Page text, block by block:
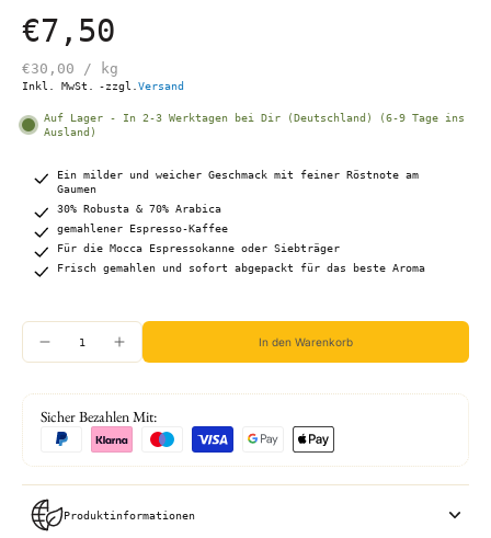
€7,50
€30,00 / kg
Inkl. MwSt. -zzgl. Versand
Auf Lager - In 2-3 Werktagen bei Dir (Deutschland) (6-9 Tage ins
Ausland)
Ein milder und weicher Geschmack mit feiner Röstnote am
Gaumen
30% Robusta & 70% Arabica
gemahlener Espresso-Kaffee
Für die Mocca Espressokanne oder Siebträger
Frisch gemahlen und sofort abgepackt für das beste Aroma
In den Warenkorb
Sicher Bezahlen Mit:
Produktinformationen